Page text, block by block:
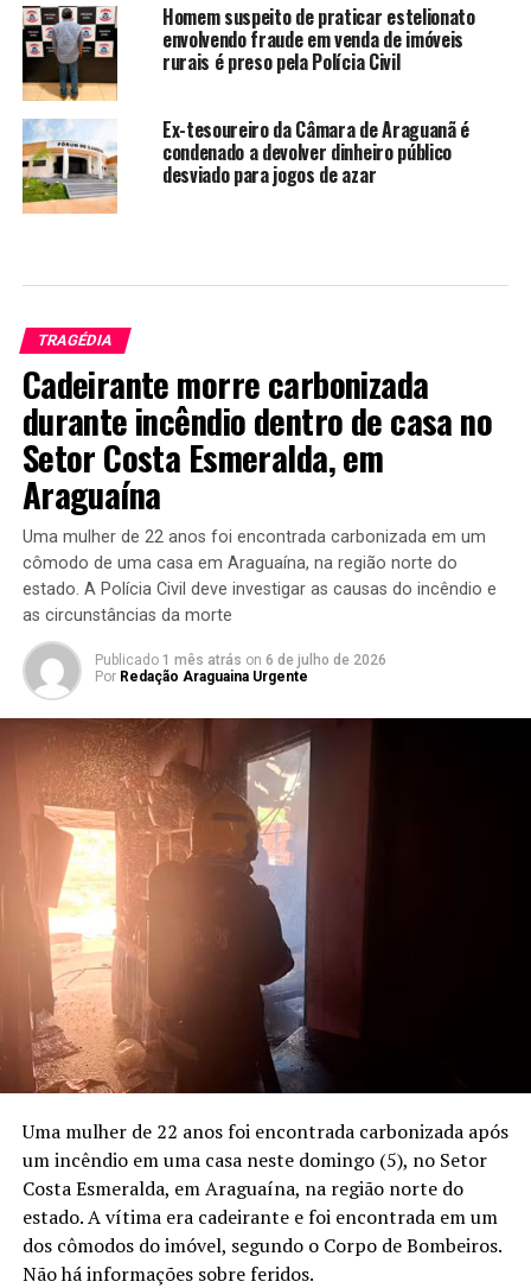
Homem suspeito de praticar estelionato
envolvendo fraude em venda de imóveis
rurais é preso pela Polícia Civil
Ex-tesoureiro da Câmara de Araguanã é
condenado a devolver dinheiro público
desviado para jogos de azar
TRAGÉDIA
Cadeirante morre carbonizada
durante incêndio dentro de casa no
Setor Costa Esmeralda, em
Araguaína
Uma mulher de 22 anos foi encontrada carbonizada em um
cômodo de uma casa em Araguaína, na região norte do
estado. A Polícia Civil deve investigar as causas do incêndio e
as circunstâncias da morte
Publicado 1 mês atrás on 6 de julho de 2026
Por Redação Araguaina Urgente
Uma mulher de 22 anos foi encontrada carbonizada após
um incêndio em uma casa neste domingo (5), no Setor
Costa Esmeralda, em Araguaína, na região norte do
estado. A vítima era cadeirante e foi encontrada em um
dos cômodos do imóvel, segundo o Corpo de Bombeiros.
Não há informações sobre feridos.